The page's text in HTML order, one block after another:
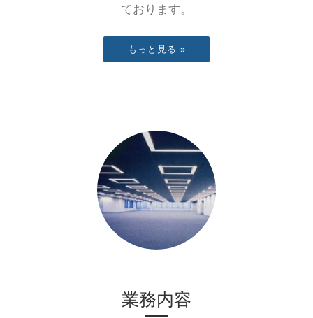
ております。
もっと見る »
業務内容